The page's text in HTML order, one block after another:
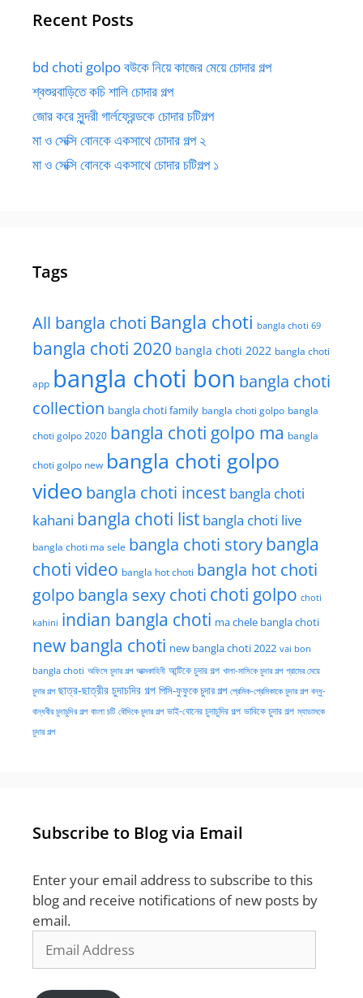
Recent Posts
bd choti golpo বউকে নিয়ে কাজের মেয়ে চোদার গল্প
শ্বশুরবাড়িতে কচি শালি চোদার গল্প
জোর করে সুন্দরী গার্লফ্রেন্ডকে চোদার চটিগল্প
মা ও সেক্সি বোনকে একসাথে চোদার গল্প ২
মা ও সেক্সি বোনকে একসাথে চোদার চটিগল্প ১
Tags
All bangla choti Bangla choti bangla choti 69
bangla choti 2020 bangla choti 2022 bangla choti
app bangla choti bon bangla choti
collection bangla choti family bangla choti golpo bangla
choti golpo 2020 bangla choti golpo ma bangla
choti golpo new bangla choti golpo
video bangla choti incest bangla choti
kahani bangla choti list bangla choti live
bangla choti ma sele bangla choti storybangla
choti video bangla hot choti bangla hot choti
golpo bangla sexy choti choti golpo choti
kahini indian bangla choti ma chele bangla choti
new bangla choti new bangla choti 2022 vai bon
bangla choti অফিসে চুদার গল্প আত্মকাহিনী আন্টিকে চুদার গল্প খালা-মাসিকে চুদার গল্প গ্রামের মেয়ে
চুদার গল্প ছাত্র-ছাত্রীর চুদাচদির গল্প পিসি-ফুফুকে চুদার গল্প প্রেমিক-প্রেমিকাকে চুদার গল্প বন্ধু-
বান্ধবীর চুদাচুদির গল্প বাংলা চটি বৌদিকে চুদার গল্প ভাই-বোনের চুদাচুদির গল্প ভাবিকে চুদার গল্প ম্যাডামকে
চুদার গল্প
Subscribe to Blog via Email
Enter your email address to subscribe to this
blog and receive notifications of new posts by
email.
Address